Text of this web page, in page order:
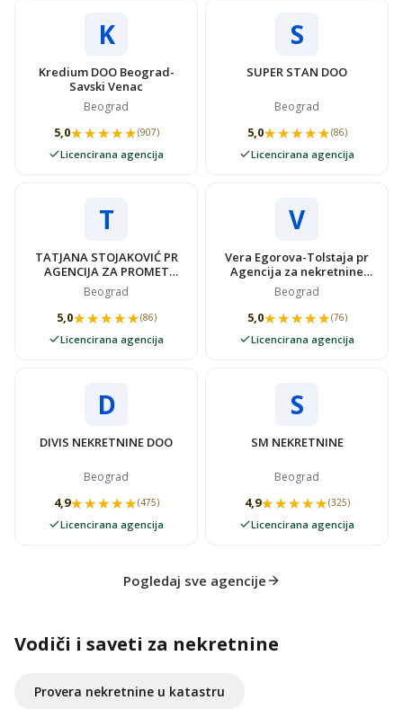
K
Kredium DOO Beograd-
Savski Venac
Beograd
5,0★★★★★
★★★★★(907)
Licencirana agencija
S
SUPER STAN DOO
Beograd
5,0★★★★★
★★★★★(86)
Licencirana agencija
T
TATJANA STOJAKOVIĆ PR
AGENCIJA ZA PROMET
NEKRETNINAMA SUPER
STAN
Beograd
5,0★★★★★
★★★★★(86)
Licencirana agencija
V
Vera Egorova-Tolstaja pr
Agencija za nekretnine
VIDOVSTAN
Beograd
5,0★★★★★
★★★★★(76)
Licencirana agencija
D
DIVIS NEKRETNINE DOO
Beograd
4,9★★★★★
★★★★★(475)
Licencirana agencija
S
SM NEKRETNINE
Beograd
4,9★★★★★
★★★★★(325)
Licencirana agencija
Pogledaj sve agencije
Vodiči i saveti za nekretnine
Provera nekretnine u katastru